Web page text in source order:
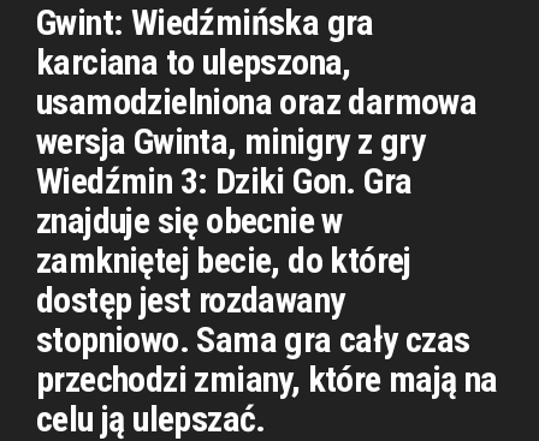
Gwint: Wiedźmińska gra
karciana to ulepszona,
usamodzielniona oraz darmowa
wersja Gwinta, minigry z gry
Wiedźmin 3: Dziki Gon. Gra
znajduje się obecnie w
zamkniętej becie, do której
dostęp jest rozdawany
stopniowo. Sama gra cały czas
przechodzi zmiany, które mają na
celu ją ulepszać.